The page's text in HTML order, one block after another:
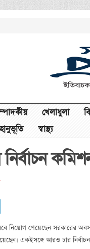
খেলাধুলা
স্বাস্থ্য
নিয়োগ পেয়েছেন সরকারের
একইসঙ্গে আরও চার